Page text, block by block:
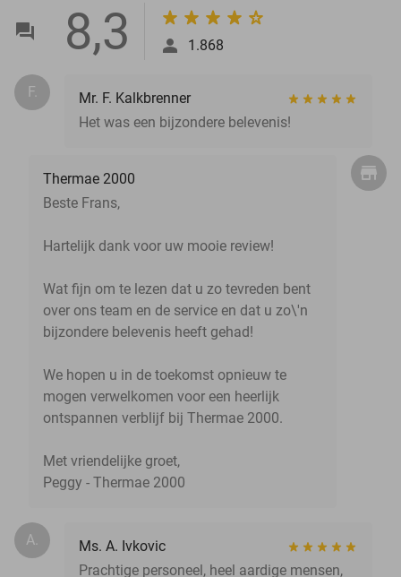
8,3 1.868
F.
Mr. F. Kalkbrenner
Het was een bijzondere belevenis!
Thermae 2000
Beste Frans,
Hartelijk dank voor uw mooie review!
Wat fijn om te lezen dat u zo tevreden bent
over ons team en de service en dat u zo\'n
bijzondere belevenis heeft gehad!
We hopen u in de toekomst opnieuw te
mogen verwelkomen voor een heerlijk
ontspannen verblijf bij Thermae 2000.
Met vriendelijke groet,
Peggy - Thermae 2000
A.
Ms. A. Ivkovic
Prachtige personeel, heel aardige mensen,